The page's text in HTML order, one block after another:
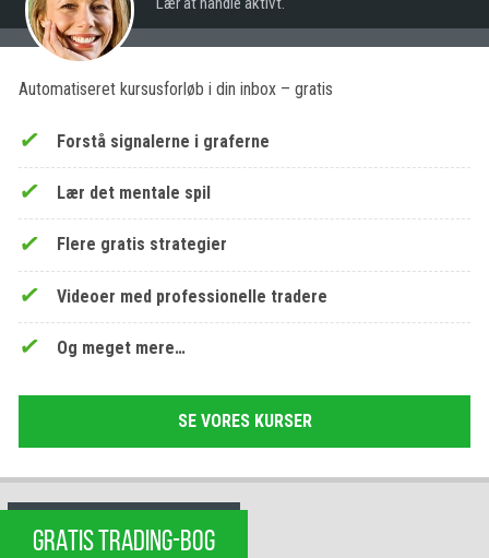
Automatiseret kursusforløb i din inbox – gratis
Forstå signalerne i graferne
Lær det mentale spil
Flere gratis strategier
Videoer med professionelle tradere
Og meget mere…
SE VORES KURSER
GRATIS TRADING-BOG